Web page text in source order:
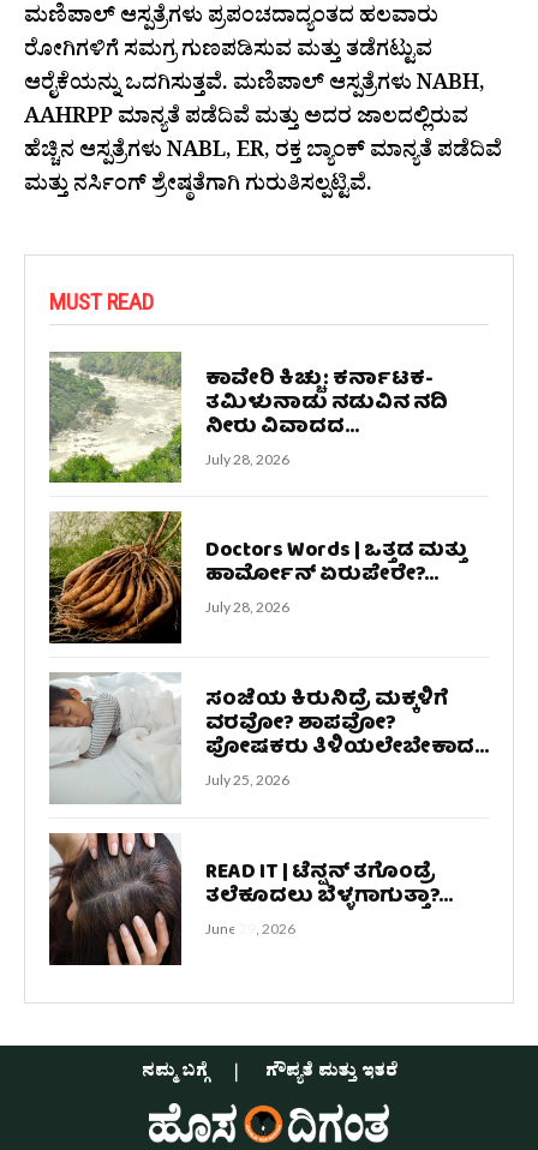
ಮಣಿಪಾಲ್ ಆಸ್ಪತ್ರೆಗಳು ಪ್ರಪಂಚದಾದ್ಯಂತದ ಹಲವಾರು
ರೋಗಿಗಳಿಗೆ ಸಮಗ್ರ ಗುಣಪಡಿಸುವ ಮತ್ತು ತಡೆಗಟ್ಟುವ
ಆರೈಕೆಯನ್ನು ಒದಗಿಸುತ್ತವೆ. ಮಣಿಪಾಲ್ ಆಸ್ಪತ್ರೆಗಳು NABH,
AAHRPP ಮಾನ್ಯತೆ ಪಡೆದಿವೆ ಮತ್ತು ಅದರ ಜಾಲದಲ್ಲಿರುವ
ಹೆಚ್ಚಿನ ಆಸ್ಪತ್ರೆಗಳು NABL, ER, ರಕ್ತ ಬ್ಯಾಂಕ್ ಮಾನ್ಯತೆ ಪಡೆದಿವೆ
ಮತ್ತು ನರ್ಸಿಂಗ್ ಶ್ರೇಷ್ಠತೆಗಾಗಿ ಗುರುತಿಸಲ್ಪಟ್ಟಿವೆ.
MUST READ
ಕಾವೇರಿ ಕಿಚ್ಚು: ಕರ್ನಾಟಕ-
ತಮಿಳುನಾಡು ನಡುವಿನ ನದಿ
ನೀರು ವಿವಾದದ...
July 28, 2026
Doctors Words | ಒತ್ತಡ ಮತ್ತು
ಹಾರ್ಮೋನ್ ಏರುಪೇರೇ?...
July 28, 2026
ಸಂಜೆಯ ಕಿರುನಿದ್ರೆ ಮಕ್ಕಳಿಗೆ
ವರವೋ? ಶಾಪವೋ?
ಪೋಷಕರು ತಿಳಿಯಲೇಬೇಕಾದ...
July 25, 2026
READ IT | ಟೆನ್ಷನ್ ತಗೊಂಡ್ರೆ
ತಲೆಕೂದಲು ಬೆಳ್ಳಗಾಗುತ್ತಾ?...
June 29, 2026
ನಮ್ಮ ಬಗ್ಗೆ ಗೌಪ್ಯತೆ ಮತ್ತು ಇತರೆ